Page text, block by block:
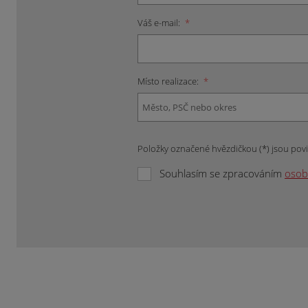
Váš e-mail: *
Místo realizace: *
Položky označené hvězdičkou (*) jsou
Souhlasím se zpracováním